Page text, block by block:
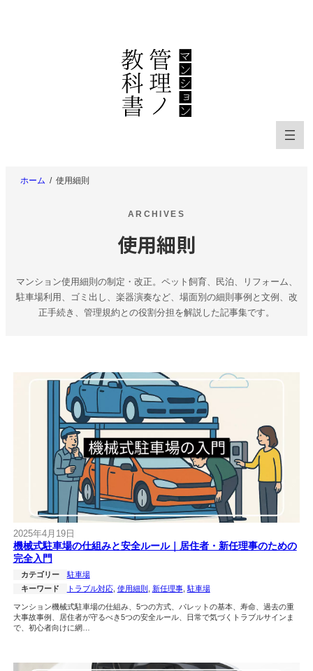
ホーム 使用細則
ARCHIVES
使用細則
マンション使用細則の制定・改正。ペット飼育、民泊、リフォーム、
駐車場利用、ゴミ出し、楽器演奏など、場面別の細則事例と文例、改
正手続き、管理規約との役割分担を解説した記事集です。
2025年4月19日
機械式駐車場の仕組みと安全ルール｜居住者・新任理事のための
完全入門
カテゴリー
駐車場
キーワード
トラブル対応, 使用細則 新任理事, 駐車場
マンション機械式駐車場の仕組み、5つの方式、パレットの基本、寿命、過去の重
大事故事例、居住者が守るべき5つの安全ルール、日常で気づくトラブルサインま
で、初心者向けに網…